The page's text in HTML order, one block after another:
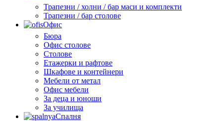
Трапезни / холни / бар маси и комплекти
Трапезни / бар столове
Офис
Бюра
Офис столове
Столове
Етажерки и рафтове
Шкафове и контейнери
Мебели от метал
Офис мебели
За деца и юноши
За училища
Спалня